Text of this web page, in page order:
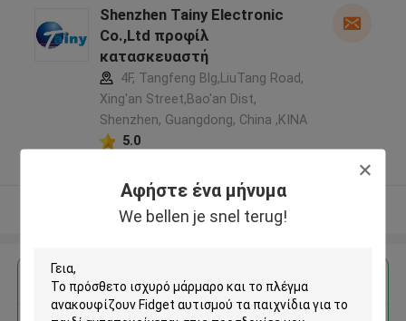
Αφήστε ένα μήνυμα
We bellen je snel terug!
Shenzhen Tainy Electronic
Co.,Ltd προφίλ
κατασκευαστή
4F, Tangfeng Blg,LiuTang Road,
Xing'an Street,Bao'an Dist,
Shenzhen, Guangdong, China ,ΚΙΝΑ
5.0
Δείτε περισσότερων
Αποκτήστε την καλύτερη τιμή για